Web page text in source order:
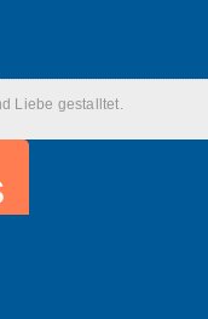
Liebe gestalltet.